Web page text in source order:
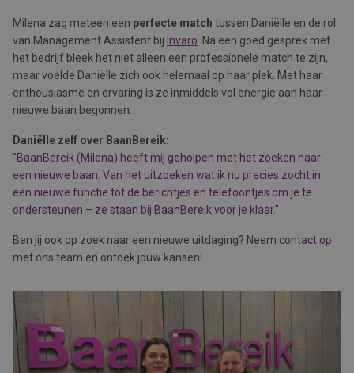
Milena zag meteen een perfecte match tussen Daniëlle en de rol
van Management Assistent bij Invaro . Na een goed gesprek met
het bedrijf bleek het niet alleen een professionele match te zijn,
maar voelde Daniëlle zich ook helemaal op haar plek. Met haar
enthousiasme en ervaring is ze inmiddels vol energie aan haar
nieuwe baan begonnen.
Daniëlle zelf over BaanBereik:
"BaanBereik (Milena) heeft mij geholpen met het zoeken naar
een nieuwe baan. Van het uitzoeken wat ik nu precies zocht in
een nieuwe functie tot de berichtjes en telefoontjes om je te
ondersteunen – ze staan bij BaanBereik voor je klaar."
Ben jij ook op zoek naar een nieuwe uitdaging? Neem contact op
met ons team en ontdek jouw kansen!